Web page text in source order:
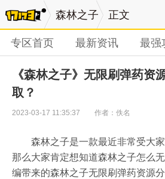
森林之子 正文
专区首页 最新资讯 最强
《森林之子》无限刷弹药资
取？
2023-03-17 11:35:37 作者：佚名
森林之子是一款最近非常受大
那么大家肯定想知道森林之子怎么
编带来的森林之子无限刷弹药资源